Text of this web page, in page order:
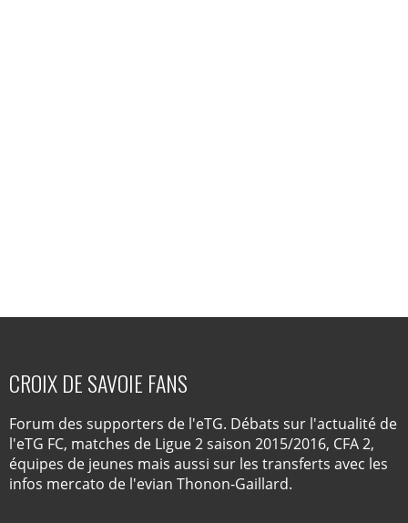
CROIX DE SAVOIE FANS
Forum des supporters de l'eTG. Débats sur l'actualité de
l'eTG FC, matches de Ligue 2 saison 2015/2016, CFA 2,
équipes de jeunes mais aussi sur les transferts avec les
infos mercato de l'evian Thonon-Gaillard.